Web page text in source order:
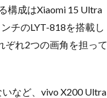
構成はXiaomi 15 Ultra
チのLYT-818を搭載し
ぞれ2つの画角を担って
など、vivo X200 Ultra